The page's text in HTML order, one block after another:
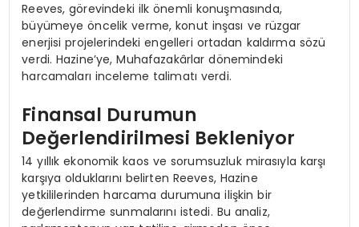
Reeves, görevindeki ilk önemli konuşmasında,
büyümeye öncelik verme, konut inşası ve rüzgar
enerjisi projelerindeki engelleri ortadan kaldırma sözü
verdi. Hazine’ye, Muhafazakârlar dönemindeki
harcamaları inceleme talimatı verdi.
Finansal Durumun
Değerlendirilmesi Bekleniyor
14 yıllık ekonomik kaos ve sorumsuzluk mirasıyla karşı
karşıya olduklarını belirten Reeves, Hazine
yetkililerinden harcama durumuna ilişkin bir
değerlendirme sunmalarını istedi. Bu analiz,